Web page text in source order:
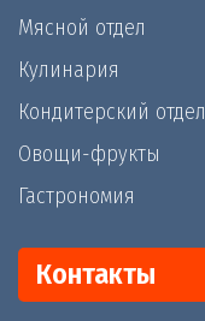
Мясной отдел
Кулинария
Кондитерский отдел
Овощи-фрукты
Гастрономия
Контакты